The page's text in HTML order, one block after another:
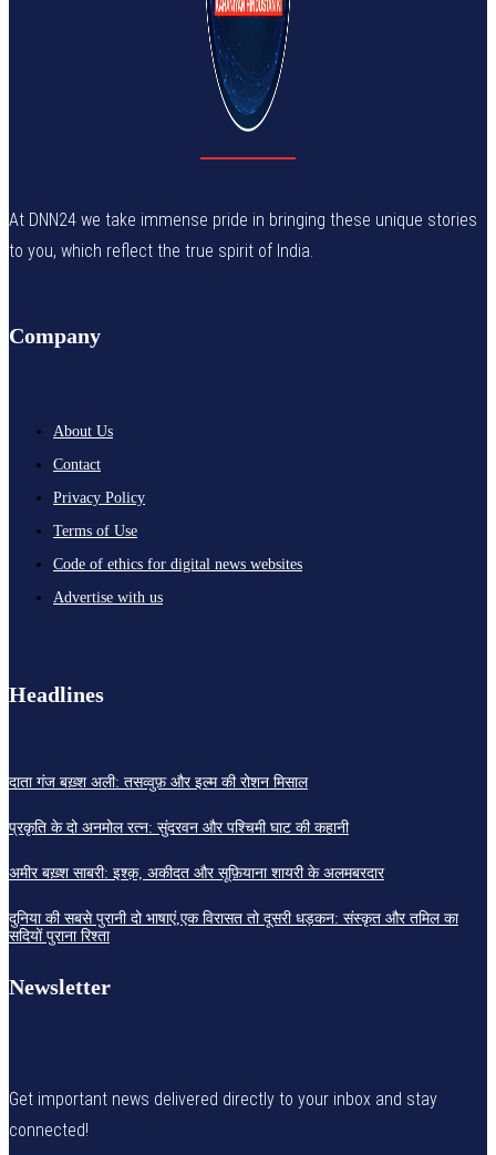
At DNN24 we take immense pride in bringing these unique stories
to you, which reflect the true spirit of India.
Company
About Us
Contact
Privacy Policy
Terms of Use
Code of ethics for digital news websites
Advertise with us
Headlines
दाता गंज बख़्श अली: तसव्वुफ़ और इल्म की रोशन मिसाल
प्रकृति के दो अनमोल रत्न: सुंदरवन और पश्चिमी घाट की कहानी
अमीर बख़्श साबरी: इश्क़, अकीदत और सूफ़ियाना शायरी के अलमबरदार
दुनिया की सबसे पुरानी दो भाषाएं,एक विरासत तो दूसरी धड़कन: संस्कृत और तमिल का
सदियों पुराना रिश्ता
Newsletter
Get important news delivered directly to your inbox and stay
connected!